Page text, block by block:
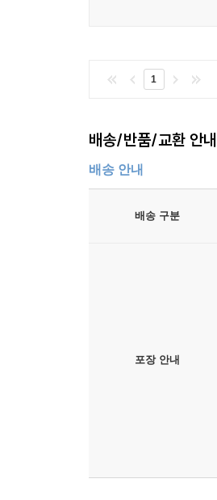
1
배송/반품/교환 안내
배송 안내
배송 구분
포장 안내